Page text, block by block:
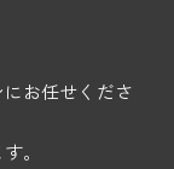
されるもので
お任せくださ
。